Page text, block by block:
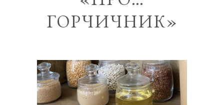
ГОРЧИЧНИК»